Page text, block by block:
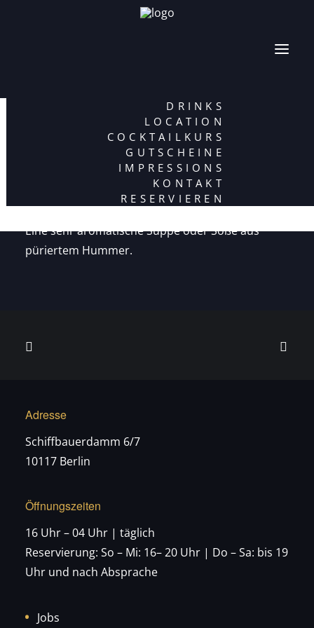
DRINKS
LOCATION
COCKTAILKURS
GUTSCHEINE
IMPRESSIONS
KONTAKT
RESERVIEREN
Hummer-Bisque
GANYMED BRASSERIE
Eine sehr aromatische Suppe oder Soße aus
püriertem Hummer.
Adresse
Schiffbauerdamm 6/7
10117 Berlin
Öffnungszeiten
16 Uhr – 04 Uhr | täglich
Reservierung: So – Mi: 16– 20 Uhr | Do – Sa: bis 19
Uhr und nach Absprache
Jobs